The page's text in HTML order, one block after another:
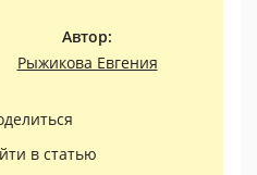
Автор:
Рыжикова Евгения
в статью